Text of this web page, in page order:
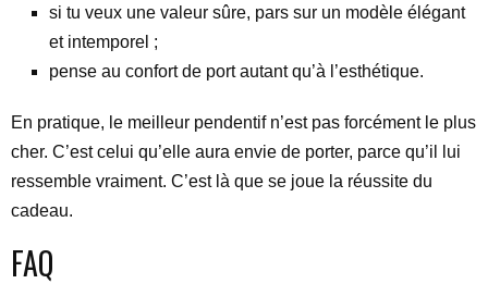
si tu veux une valeur sûre, pars sur un modèle élégant
et intemporel ;
pense au confort de port autant qu’à l’esthétique.
En pratique, le meilleur pendentif n’est pas forcément le plus
cher. C’est celui qu’elle aura envie de porter, parce qu’il lui
ressemble vraiment. C’est là que se joue la réussite du
cadeau.
FAQ